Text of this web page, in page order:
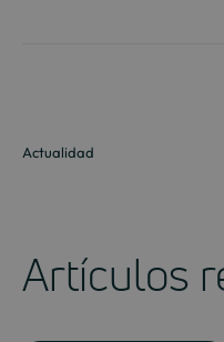
Actualidad
Artículos